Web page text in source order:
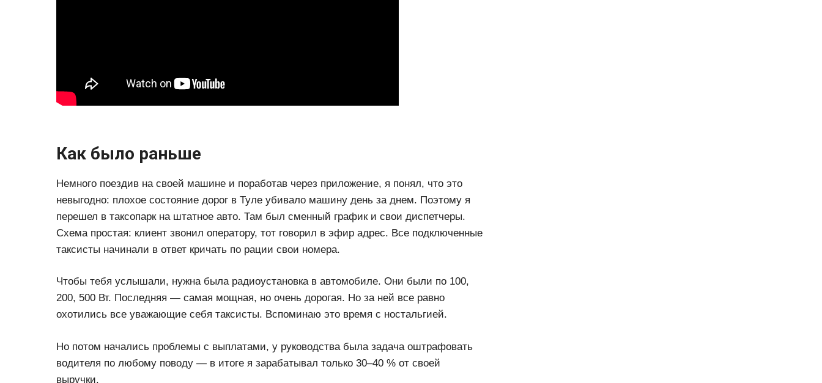
Как было раньше
Немного поездив на своей машине и поработав через приложение, я понял, что это
невыгодно: плохое состояние дорог в Туле убивало машину день за днем. Поэтому я
перешел в таксопарк на штатное авто. Там был сменный график и свои диспетчеры.
Схема простая: клиент звонил оператору, тот говорил в эфир адрес. Все подключенные
таксисты начинали в ответ кричать по рации свои номера.
Чтобы тебя услышали, нужна была радиоустановка в автомобиле. Они были по 100,
200, 500 Вт. Последняя — самая мощная, но очень дорогая. Но за ней все равно
охотились все уважающие себя таксисты. Вспоминаю это время с ностальгией.
Но потом начались проблемы с выплатами, у руководства была задача оштрафовать
водителя по любому поводу — в итоге я зарабатывал только 30–40 % от своей
выручки.